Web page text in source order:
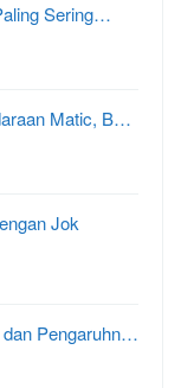
Sering…
Matic, B…
Jok
Pengaruhn…